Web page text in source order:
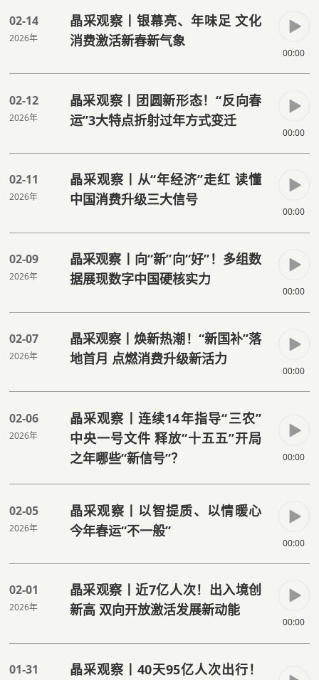
02-14
2026年
晶采观察丨银幕亮、年味足 文化
消费激活新春新气象
00:00
02-12
2026年
晶采观察丨团圆新形态！“反向春
运”3大特点折射过年方式变迁
00:00
02-11
2026年
晶采观察丨从“年经济”走红 读懂
中国消费升级三大信号
00:00
02-09
2026年
晶采观察丨向“新”向“好”！多组数
据展现数字中国硬核实力
00:00
02-07
2026年
晶采观察丨焕新热潮！“新国补”落
地首月 点燃消费升级新活力
00:00
02-06
2026年
晶采观察丨连续14年指导“三农”
中央一号文件 释放“十五五”开局
之年哪些“新信号”？
00:00
02-05
2026年
晶采观察丨以智提质、以情暖心
今年春运“不一般”
00:00
02-01
2026年
晶采观察丨近7亿人次！出入境创
新高 双向开放激活发展新动能
00:00
01-31
晶采观察丨40天95亿人次出行！